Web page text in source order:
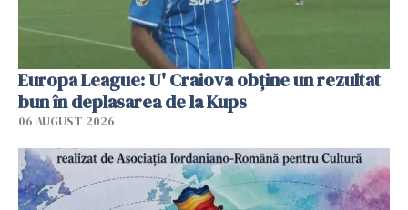
Europa League: U' Craiova obține un rezultat
bun în deplasarea de la Kups
06 AUGUST 2026